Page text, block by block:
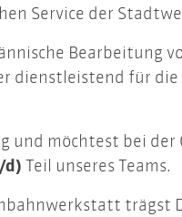
Service der
Bearbeitung
für die
und möchtest bei
d) Teil unseres Teams.
trägst